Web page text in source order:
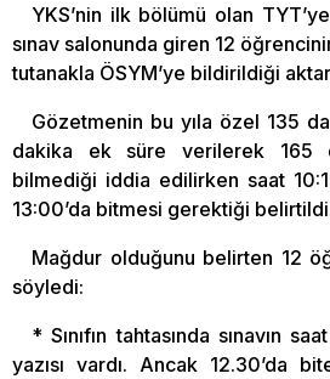
YKS’nin ilk bölümü olan
sınav salonunda giren 12
tutanakla ÖSYM’ye bildirildiği
Gözetmenin bu yıla özel 135
dakika ek süre verilerek 165
bilmediği iddia edilirken saat
13:00’da bitmesi gerektiği
Mağdur olduğunu belirten 12
söyledi:
* Sınıfın tahtasında sınavın
yazısı vardı. Ancak 12.30’da